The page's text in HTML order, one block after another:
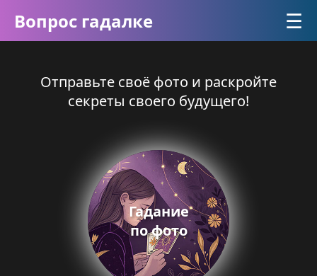
Вопрос гадалке ☰
Отправьте своё фото и раскройте
секреты своего будущего!
Гадание
по фото